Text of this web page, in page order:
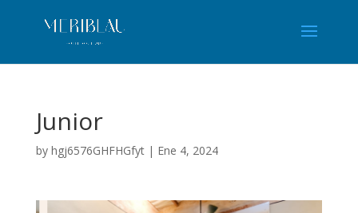
Junior
by hgj6576GHFHGfyt| Ene 4, 2024